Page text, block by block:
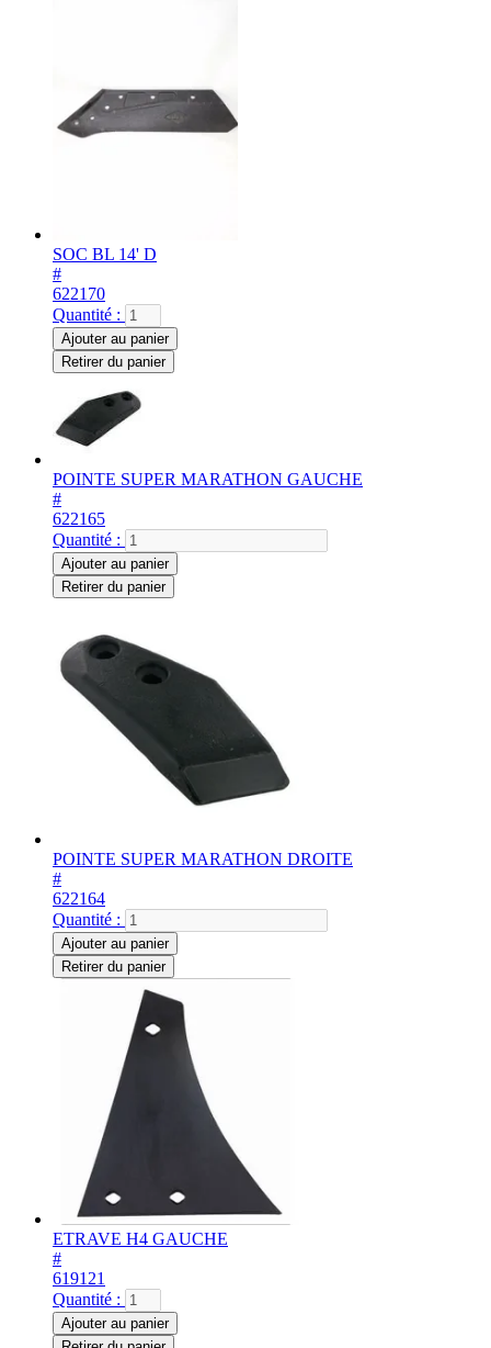
SOC BL 14' D
#
622170
Quantité :
Ajouter au panier
Retirer du panier
POINTE SUPER MARATHON GAUCHE
#
622165
Quantité :
Ajouter au panier
Retirer du panier
POINTE SUPER MARATHON DROITE
#
622164
Quantité :
Ajouter au panier
Retirer du panier
ETRAVE H4 GAUCHE
#
619121
Quantité :
Ajouter au panier